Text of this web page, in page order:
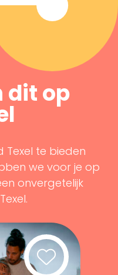
dit op
Texel te bieden
we voor je op
onvergetelijk